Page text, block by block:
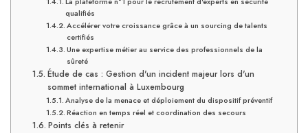
qualifiés
Accélérer votre croissance grâce à un sourcing de talents
certifiés
Une expertise métier au service des professionnels de la
sûreté
Étude de cas : Gestion d'un incident majeur lors d'un
sommet international à Luxembourg
Analyse de la menace et déploiement du dispositif préventif
Réaction en temps réel et coordination des secours
Points clés à retenir